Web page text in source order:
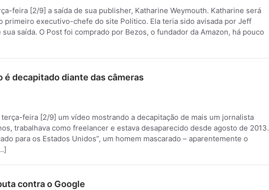
feira [2/9] a saída de sua publisher, Katharine Weymouth. Katharine será
primeiro executivo-chefe do site Politico. Ela teria sido avisada por Jeff
saída. O Post foi comprado por Bezos, o fundador da Amazon, há pouco
é decapitado diante das câmeras
feira [2/9] um vídeo mostrando a decapitação de mais um jornalista
trabalhava como freelancer e estava desaparecido desde agosto de 2013.
para os Estados Unidos”, um homem mascarado – aparentemente o
contra o Google